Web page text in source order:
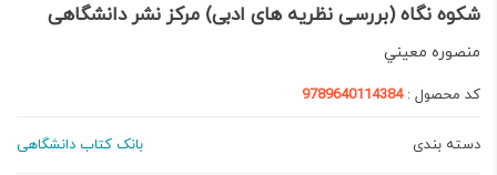
شکوه نگاه (بررسی نظریه های ادبی) مرکز نشر دانشگاهی
منصوره معيني
کد محصول :9789640114384
دسته بندی بانک کتاب دانشگاهی